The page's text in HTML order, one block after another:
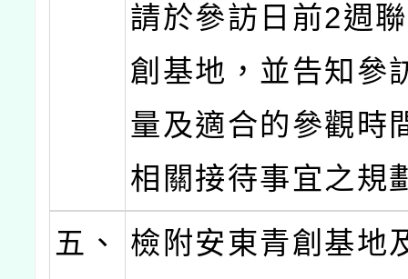
請於參訪日前2週
創基地，並告知參
量及適合的參觀時
相關接待事宜之規
五、
檢附安東青創基地